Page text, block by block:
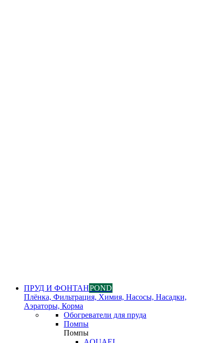
ПРУД И ФОНТАНPOND
Плёнка, Фильтрация, Химия, Насосы, Насадки,
Аэраторы, Корма
Обогреватели для пруда
Помпы
Помпы